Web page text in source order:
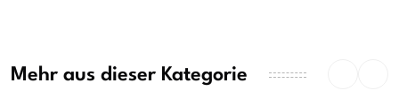
Mehr aus dieser Kategorie